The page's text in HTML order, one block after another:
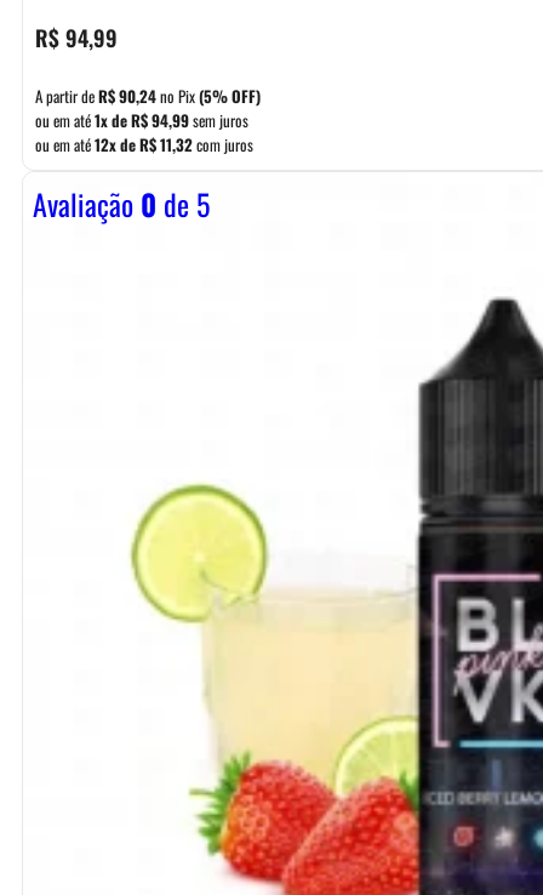
R$94,99
A partir deR$90,24no Pix(5% OFF)
ou em até1x deR$94,99sem juros
ou em até12x deR$11,32com juros
Avaliação0 de 5